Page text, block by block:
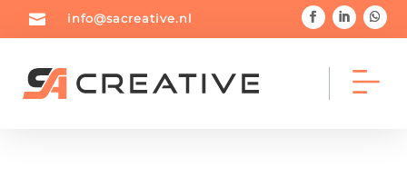
 info@sacreative.nl